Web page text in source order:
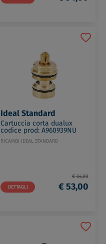
Ideal Standard
Cartuccia corta dualux
codice prod: A960939NU
RICAMBI IDEAL STANDARD
DETTAGLI
€ 64,00
€ 53,00